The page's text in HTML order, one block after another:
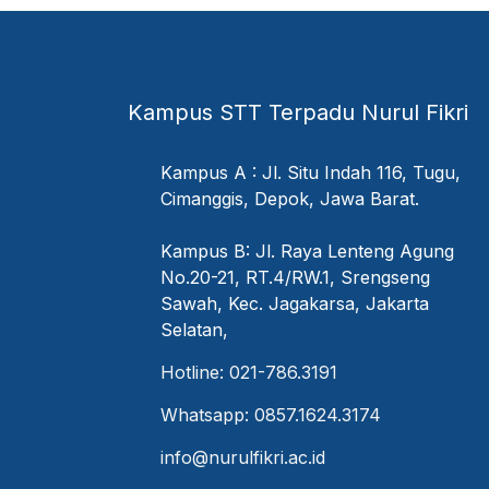
Kampus STT Terpadu Nurul Fikri
Kampus A : Jl. Situ Indah 116, Tugu,
Cimanggis, Depok, Jawa Barat.
Kampus B: Jl. Raya Lenteng Agung
No.20-21, RT.4/RW.1, Srengseng
Sawah, Kec. Jagakarsa, Jakarta
Selatan,
Hotline: 021-786.3191
Whatsapp: 0857.1624.3174
info@nurulfikri.ac.id